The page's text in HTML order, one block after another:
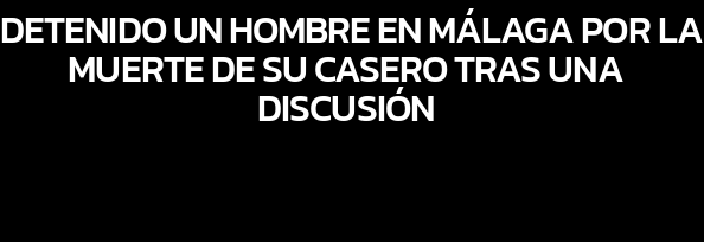
DETENIDO UN HOMBRE EN MÁLAGA POR LA
MUERTE DE SU CASERO TRAS UNA
DISCUSIÓN